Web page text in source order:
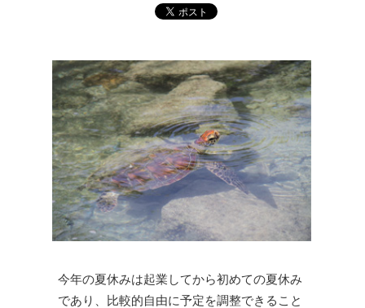
今年の夏休みは起業してから初めての夏休み
であり、比較的自由に予定を調整できること